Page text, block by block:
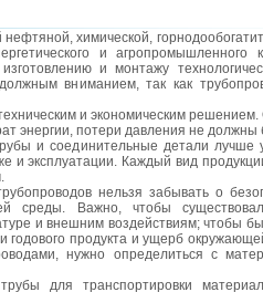
нефтяной, химической,
и агропромышленного
и монтажу
вниманием, так как
и экономическим
энергии, потери давления не
и соединительные детали лучше
и эксплуатации. Каждый вид
нельзя забывать о
среды. Важно, чтобы
и внешним воздействиям; чтобы
годового продукта и ущерб
нужно определиться с
для транспортировки